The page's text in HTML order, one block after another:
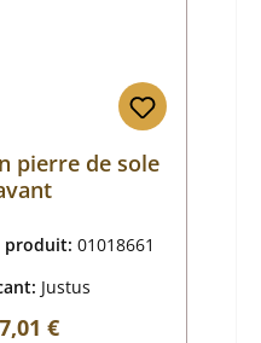
pierre de sole
produit: 01018661
Justus
régulier :
€